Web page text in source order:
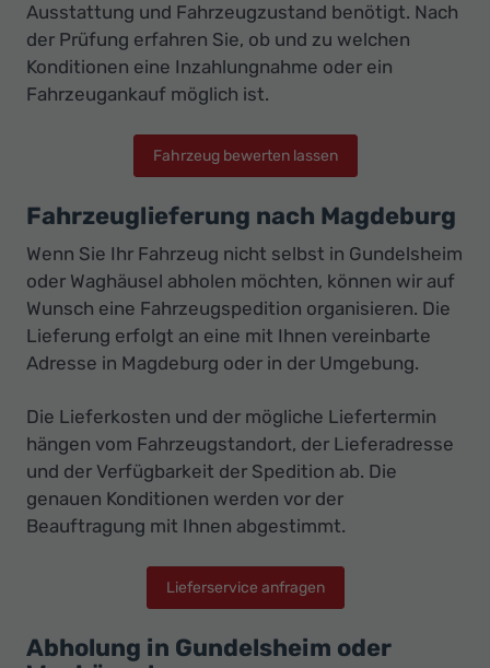
Ausstattung und Fahrzeugzustand benötigt. Nach
der Prüfung erfahren Sie, ob und zu welchen
Konditionen eine Inzahlungnahme oder ein
Fahrzeugankauf möglich ist.
Fahrzeug bewerten lassen
Fahrzeuglieferung nach Magdeburg
Wenn Sie Ihr Fahrzeug nicht selbst in Gundelsheim
oder Waghäusel abholen möchten, können wir auf
Wunsch eine Fahrzeugspedition organisieren. Die
Lieferung erfolgt an eine mit Ihnen vereinbarte
Adresse in Magdeburg oder in der Umgebung.
Die Lieferkosten und der mögliche Liefertermin
hängen vom Fahrzeugstandort, der Lieferadresse
und der Verfügbarkeit der Spedition ab. Die
genauen Konditionen werden vor der
Beauftragung mit Ihnen abgestimmt.
Lieferservice anfragen
Abholung in Gundelsheim oder